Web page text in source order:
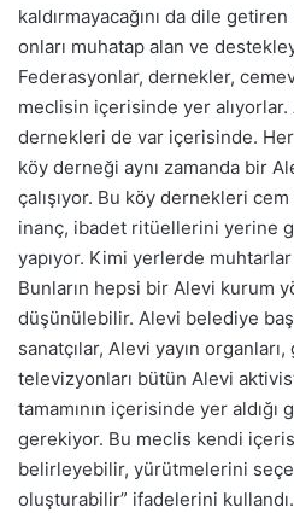
kaldırmayacağını da dile getiren
onları muhatap alan ve
Federasyonlar, dernekler,
meclisin içerisinde yer alıyorlar.
dernekleri de var içerisinde.
köy derneği aynı zamanda bir
çalışıyor. Bu köy dernekleri
inanç, ibadet ritüellerini yerine
yapıyor. Kimi yerlerde muhtarlar
Bunların hepsi bir Alevi kurum
düşünülebilir. Alevi belediye
sanatçılar, Alevi yayın
televizyonları bütün Alevi
tamamının içerisinde yer aldığı
gerekiyor. Bu meclis kendi
belirleyebilir, yürütmelerini
oluşturabilir” ifadelerini kullandı.